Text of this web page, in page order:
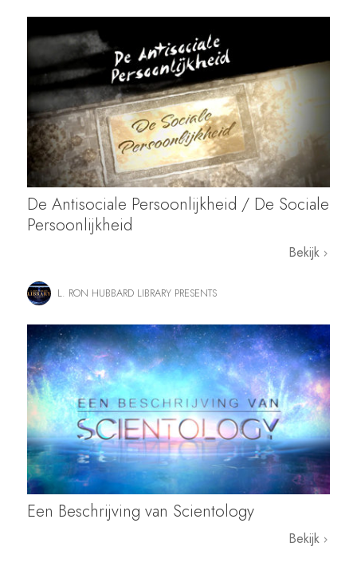
De Antisociale Persoonlijkheid / De Sociale
Persoonlijkheid
Bekijk
L. RON HUBBARD LIBRARY PRESENTS
Een Beschrijving van Scientology
Bekijk